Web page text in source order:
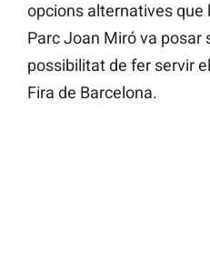
opcions alternatives
Parc Joan Miró va posar
possibilitat de fer servir
Fira de Barcelona.